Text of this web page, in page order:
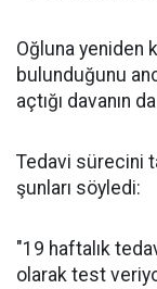
Oğluna yeniden
bulunduğunu
açtığı davanın
Tedavi sürecini
şunları söyledi:
"19 haftalık
olarak test